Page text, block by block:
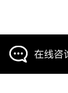
在线咨